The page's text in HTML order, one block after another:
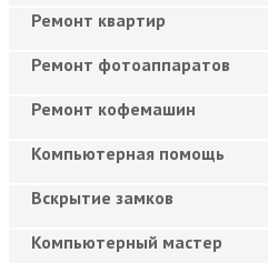
Ремонт квартир
Ремонт фотоаппаратов
Ремонт кофемашин
Компьютерная помощь
Вскрытие замков
Компьютерный мастер